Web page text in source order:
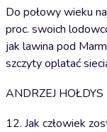
Do połowy wieku
proc. swoich
jak lawina pod
szczyty oplatać
ANDRZEJ HOŁDYS
12. Jak człowiek